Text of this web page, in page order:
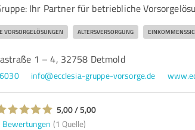
Ihr Partner für betriebliche
VORSORGELÖSUNGEN ALTERSVERSORGUNG
1 – 4, 32758 Detmold
info@ecclesia-gruppe-vorsorge.de
5,00 / 5,00
Bewertungen (1 Quelle)